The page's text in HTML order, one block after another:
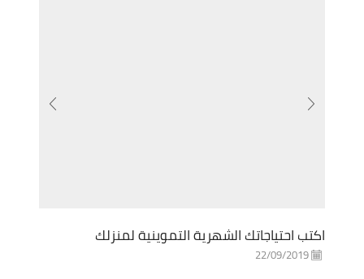
اكتب احتياجاتك الشهرية التموينية لمنزلك